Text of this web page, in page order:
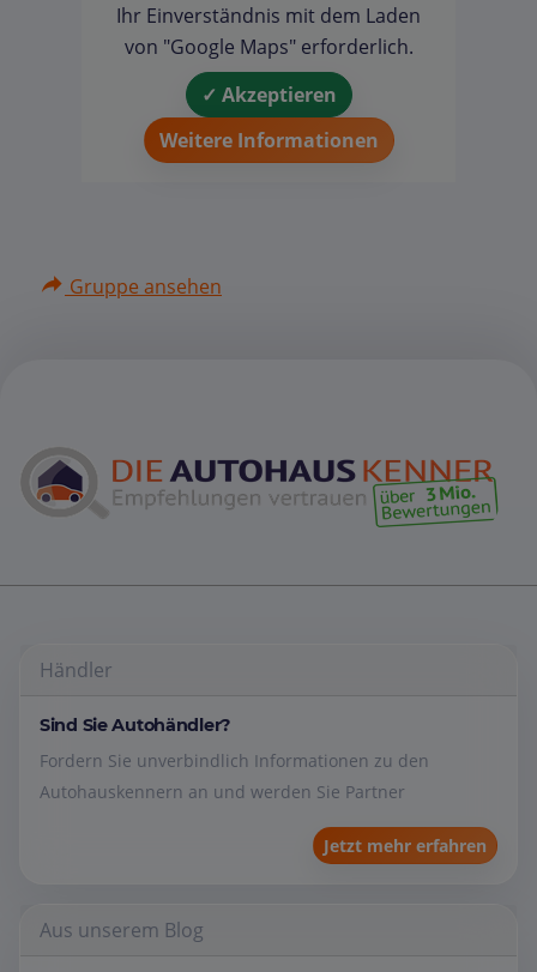
Ihr Einverständnis mit dem Laden
von "Google Maps" erforderlich.
✓ Akzeptieren
Weitere Informationen
Gruppe ansehen
Händler
Sind Sie Autohändler?
Fordern Sie unverbindlich Informationen zu den
Autohauskennern an und werden Sie Partner
Jetzt mehr erfahren
Aus unserem Blog